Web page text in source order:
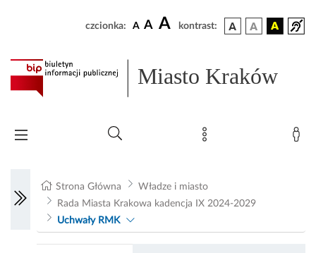
czcionka: A A A kontrast:
Miasto Kraków
Strona Główna
Władze i miasto
Rada Miasta Krakowa kadencja IX 2024-2029
Uchwały RMK